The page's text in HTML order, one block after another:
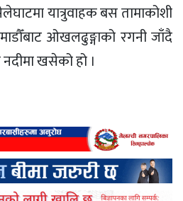
यात्रुवाहक बस तामाकोशी
ओखलढुङ्गाको रगनी जाँदै
खसेको हो ।